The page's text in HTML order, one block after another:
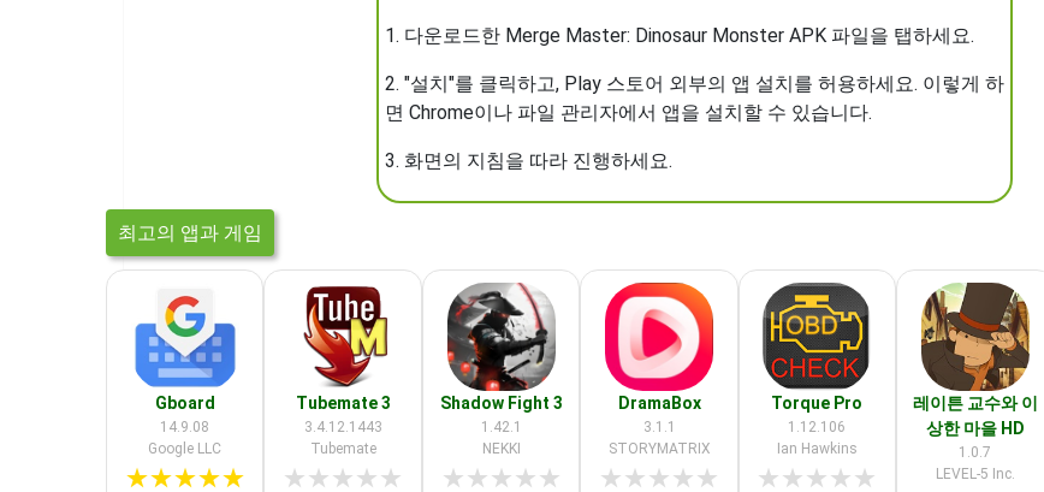
1. 다운로드한 Merge Master: Dinosaur Monster APK 파일을 탭하세요.
2. "설치"를 클릭하고, Play 스토어 외부의 앱 설치를 허용하세요. 이렇게 하
면 Chrome이나 파일 관리자에서 앱을 설치할 수 있습니다.
3. 화면의 지침을 따라 진행하세요.
최고의 앱과 게임
Gboard
14.9.08
Google LLC
★★★★★
Tubemate 3
3.4.12.1443
Tubemate
★★★★★
Shadow Fight 3
1.42.1
NEKKI
★★★★★
DramaBox
3.1.1
STORYMATRIX
★★★★★
Torque Pro
1.12.106
Ian Hawkins
★★★★★
레이튼 교수와 이
상한 마을 HD
1.0.7
LEVEL-5 Inc.